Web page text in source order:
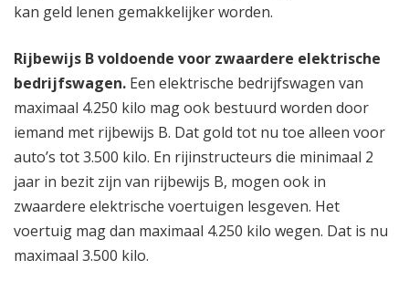
kan geld lenen gemakkelijker worden.
Rijbewijs B voldoende voor zwaardere elektrische
bedrijfswagen. Een elektrische bedrijfswagen van
maximaal 4.250 kilo mag ook bestuurd worden door
iemand met rijbewijs B. Dat gold tot nu toe alleen voor
auto’s tot 3.500 kilo. En rijinstructeurs die minimaal 2
jaar in bezit zijn van rijbewijs B, mogen ook in
zwaardere elektrische voertuigen lesgeven. Het
voertuig mag dan maximaal 4.250 kilo wegen. Dat is nu
maximaal 3.500 kilo.